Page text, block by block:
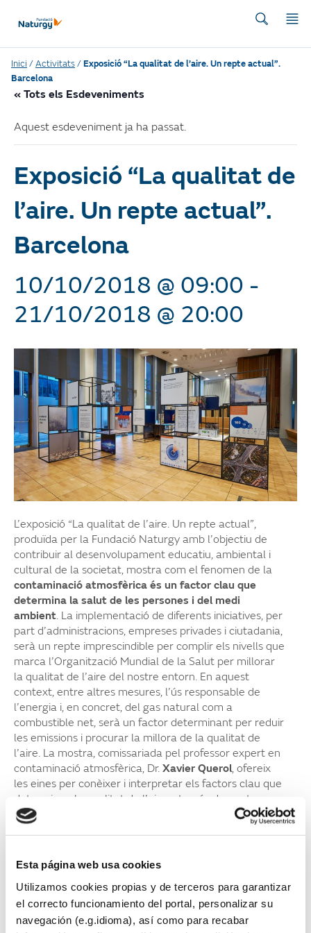
Esta página web usa cookies
Utilizamos cookies propias y de terceros para garantizar
el correcto funcionamiento del portal, personalizar su
navegación (e.g.idioma), así como para recabar
Inici /Activitats/Exposició “La qualitat de l’aire. Un repte actual”.
Barcelona
« Tots els Esdeveniments
Aquest esdeveniment ja ha passat.
Exposició “La qualitat de
l’aire. Un repte actual”.
Barcelona
10/10/2018 @ 09:00 -
21/10/2018 @ 20:00
L’exposició “La qualitat de l’aire. Un repte actual”,
produïda per la Fundació Naturgy amb l’objectiu de
contribuir al desenvolupament educatiu, ambiental i
cultural de la societat, mostra com el fenomen de la
contaminació atmosfèrica és un factor clau que
determina la salut de les persones i del medi
ambient. La implementació de diferents iniciatives, per
part d’administracions, empreses privades i ciutadania,
serà un repte imprescindible per complir els nivells que
marca l’Organització Mundial de la Salut per millorar
la qualitat de l’aire del nostre entorn. En aquest
context, entre altres mesures, l’ús responsable de
l’energia i, en concret, del gas natural com a
combustible net, serà un factor determinant per reduir
les emissions i procurar la millora de la qualitat de
l’aire. La mostra, comissariada pel professor expert en
contaminació atmosfèrica, Dr. Xavier Querol, ofereix
les eines per conèixer i interpretar els factors clau que
determinen la qualitat de l’aire a través de quatre
àmbits: la descripció del fenomen, les causes que el
provoquen, els efectes que produeix i les solucions per
després de passar per Barcelona, iniciarà una
itinerància pel territori i efectuarà la pròxima parada a
Guadalajara.
Una proposta educativa sobre la